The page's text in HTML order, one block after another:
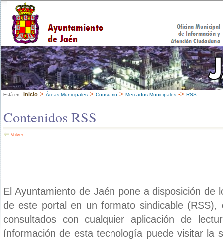
Está en: Inicio > Áreas Municipales > Consumo > Mercados Municipales -> RSS
Contenidos RSS
Volver
El Ayuntamiento de Jaén pone a disposición de
de este portal en un formato sindicable
consultados con cualquier aplicación de
ínformación de esta tecnología puede visitar la